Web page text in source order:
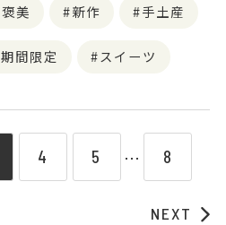
美 新作 手土産
期間限定 スイーツ
4 5 ⋯ 8
NEXT